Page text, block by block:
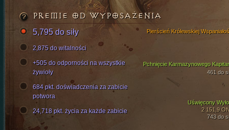
Pchnięcie Karmazynowego
461 do
Uświęcony
2 151,9
743 do
Pierścień Królewskiej
PREMIE OD WYPOSAŻENIA
5,795 do siły
2,875 do witalności
+505 do odporności na wszystkie
żywioły
684 pkt. doświadczenia za zabicie
potwora
24,718 pkt. życia za każde zabicie